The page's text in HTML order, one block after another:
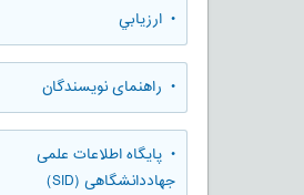
• ارزيابي
• راهنمای نویسندگان
• پایگاه اطلاعات علمی
جهاددانشگاهی (SID)